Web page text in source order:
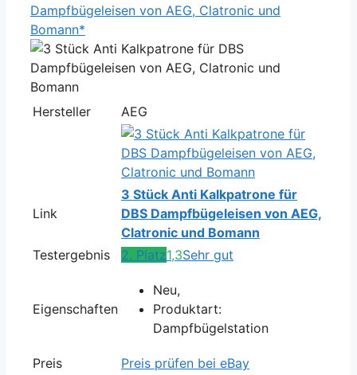
Dampfbügeleisen von AEG, Clatronic und
Bomann*
Hersteller AEG
Link
3 Stück Anti Kalkpatrone für
DBS Dampfbügeleisen von AEG,
Clatronic und Bomann
Testergebnis
2. Platz1,3Sehr gut
Eigenschaften
Neu,
Produktart:
Dampfbügelstation
Preis
Preis prüfen bei eBay